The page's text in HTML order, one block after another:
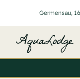
contenu
Germensau,